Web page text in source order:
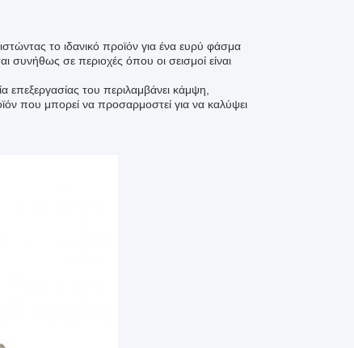
το ιδανικό προϊόν για ένα ευρύ φάσμα
συνήθως σε περιοχές όπου οι σεισμοί είναι
του περιλαμβάνει κάμψη,
που μπορεί να προσαρμοστεί για να καλύψει